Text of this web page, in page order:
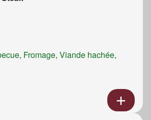
Fromage, Viande hachée,